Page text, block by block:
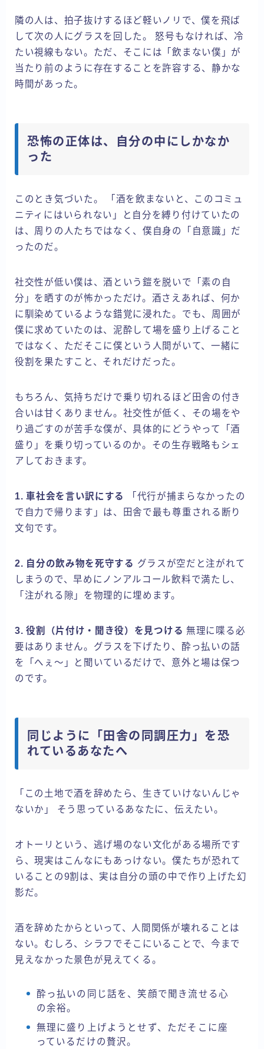
隣の人は、拍子抜けするほど軽いノリで、僕を飛ば
して次の人にグラスを回した。 怒号もなければ、冷
たい視線もない。ただ、そこには「飲まない僕」が
当たり前のように存在することを許容する、静かな
時間があった。
恐怖の正体は、自分の中にしかなか
った
このとき気づいた。 「酒を飲まないと、このコミュ
ニティにはいられない」と自分を縛り付けていたの
は、周りの人たちではなく、僕自身の「自意識」だ
ったのだ。
社交性が低い僕は、酒という鎧を脱いで「素の自
分」を晒すのが怖かっただけ。酒さえあれば、何か
に馴染めているような錯覚に浸れた。でも、周囲が
僕に求めていたのは、泥酔して場を盛り上げること
ではなく、ただそこに僕という人間がいて、一緒に
役割を果たすこと、それだけだった。
もちろん、気持ちだけで乗り切れるほど田舎の付き
合いは甘くありません。社交性が低く、その場をや
り過ごすのが苦手な僕が、具体的にどうやって「酒
盛り」を乗り切っているのか。その生存戦略もシェ
アしておきます。
1. 車社会を言い訳にする
「代行が捕まらなかったの
で自力で帰ります」は、田舎で最も尊重される断り
文句です。
2. 自分の飲み物を死守する グラスが空だと注がれて
しまうので、早めにノンアルコール飲料で満たし、
「注がれる隙」を物理的に埋めます。
3. 役割（片付け・聞き役）を見つける 無理に喋る必
要はありません。グラスを下げたり、酔っ払いの話
を「へぇ〜」と聞いているだけで、意外と場は保つ
のです。
同じように「田舎の同調圧力」を恐
れているあなたへ
「この土地で酒を辞めたら、生きていけないんじゃ
ないか」 そう思っているあなたに、伝えたい。
オトーリという、逃げ場のない文化がある場所です
ら、現実はこんなにもあっけない。僕たちが恐れて
いることの9割は、実は自分の頭の中で作り上げた幻
影だ。
酒を辞めたからといって、人間関係が壊れることは
ない。むしろ、シラフでそこにいることで、今まで
見えなかった景色が見えてくる。
酔っ払いの同じ話を、笑顔で聞き流せる心
の余裕。
無理に盛り上げようとせず、ただそこに座
っているだけの贅沢。